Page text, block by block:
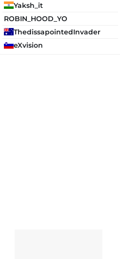
Yaksh_it
ROBIN_HOOD_YO
ThedissapointedInvader
eXvision